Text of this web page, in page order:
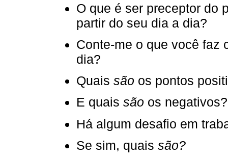
O que é ser preceptor do
partir do seu dia a dia?
Conte-me o que você faz
dia?
Quais são os pontos
E quais são os negativos?
Há algum desafio em
Se sim, quais são?